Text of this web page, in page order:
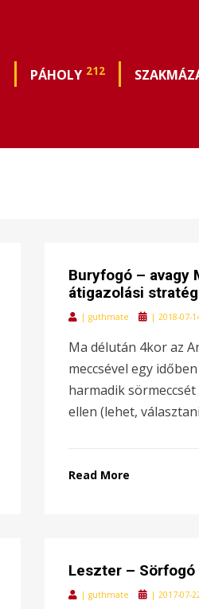
PÁHOLY 212
Buryfogó – avagy
átigazolási
|guthmate
Posted
|2018-07-
Ma délután 4kor az
meccsével egy
harmadik
ellen (lehet,
Read More
Leszter – Sörfogó
|guthmate
Posted
|2017-07-